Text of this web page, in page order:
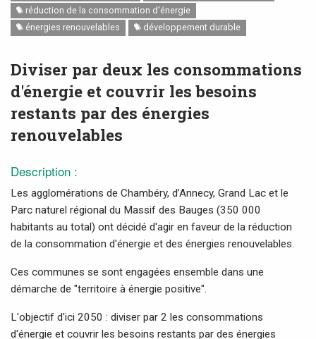
réduction de la consommation d'énergie
énergies renouvelables
développement durable
Diviser par deux les consommations
d'énergie et couvrir les besoins
restants par des énergies
renouvelables
Description :
Les agglomérations de Chambéry, d’Annecy, Grand Lac et le
Parc naturel régional du Massif des Bauges (350 000
habitants au total) ont décidé d'agir en faveur de la réduction
de la consommation d'énergie et des énergies renouvelables.
Ces communes se sont engagées ensemble dans une
démarche de "territoire à énergie positive".
L'objectif d'ici 2050 : diviser par 2 les consommations
d'énergie et couvrir les besoins restants par des énergies